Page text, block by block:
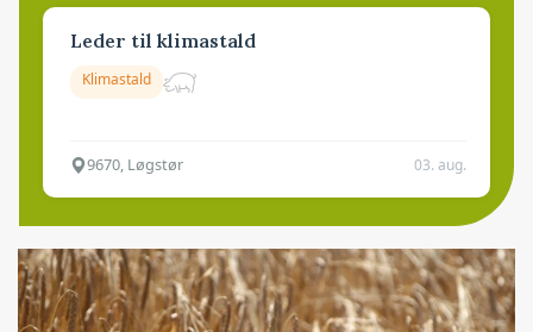
Leder til klimastald
Klimastald
9670, Løgstør 03. aug.